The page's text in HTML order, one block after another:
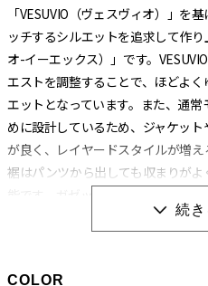
「VESUVIO（ヴェスヴィオ）」を
ッチするシルエットを追求して作
オ-イーエックス）」です。
エストを調整することで、ほどよ
エットとなっています。また、通
めに設計しているため、ジャケッ
が良く、レイヤードスタイルが増え
裾はパンツから出しても収まりが
着こなしにも対応しています。
COLOR